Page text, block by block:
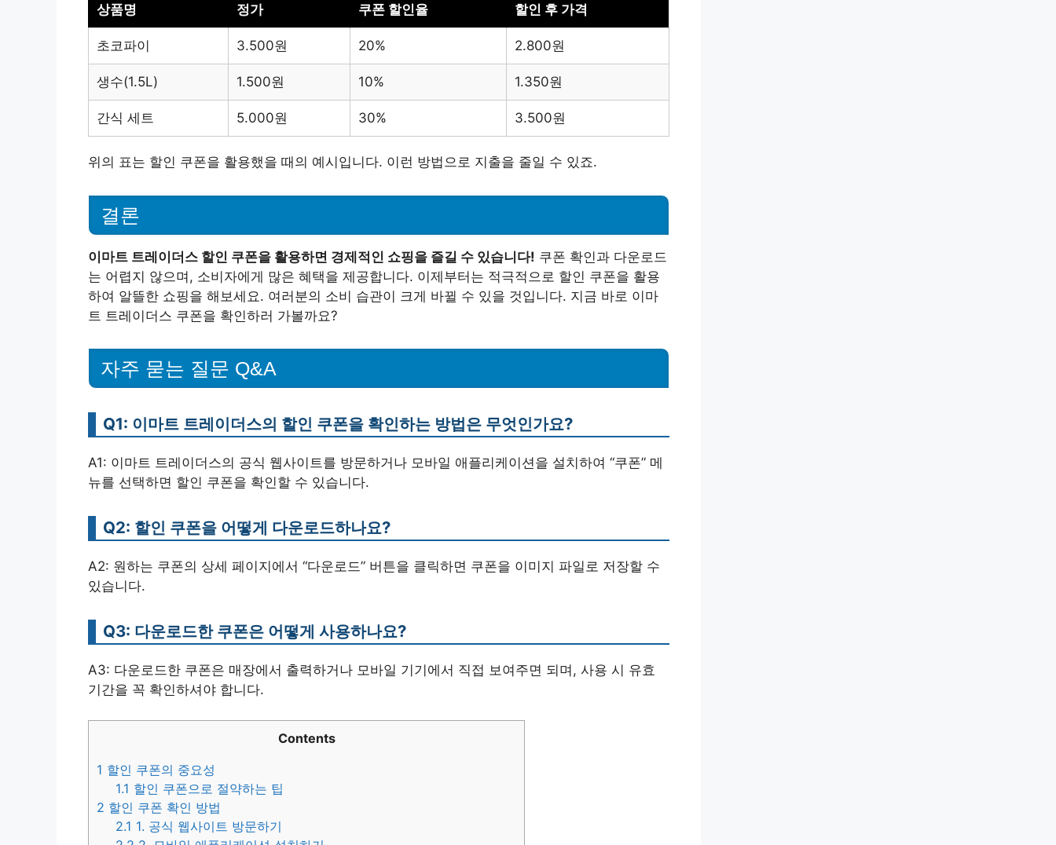
상품명 정가 쿠폰 할인율 할인 후 가격
초코파이 3.500원 20% 2.800원
생수(1.5L) 1.500원 10% 1.350원
간식 세트 5.000원 30% 3.500원
위의 표는 할인 쿠폰을 활용했을 때의 예시입니다. 이런 방법으로 지출을 줄일 수 있죠.
결론
이마트 트레이더스 할인 쿠폰을 활용하면 경제적인 쇼핑을 즐길 수 있습니다! 쿠폰 확인과 다운로드
는 어렵지 않으며, 소비자에게 많은 혜택을 제공합니다. 이제부터는 적극적으로 할인 쿠폰을 활용
하여 알뜰한 쇼핑을 해보세요. 여러분의 소비 습관이 크게 바뀔 수 있을 것입니다. 지금 바로 이마
트 트레이더스 쿠폰을 확인하러 가볼까요?
자주 묻는 질문 Q&A
Q1: 이마트 트레이더스의 할인 쿠폰을 확인하는 방법은 무엇인가요?
A1: 이마트 트레이더스의 공식 웹사이트를 방문하거나 모바일 애플리케이션을 설치하여 “쿠폰” 메
뉴를 선택하면 할인 쿠폰을 확인할 수 있습니다.
Q2: 할인 쿠폰을 어떻게 다운로드하나요?
A2: 원하는 쿠폰의 상세 페이지에서 “다운로드” 버튼을 클릭하면 쿠폰을 이미지 파일로 저장할 수
있습니다.
Q3: 다운로드한 쿠폰은 어떻게 사용하나요?
A3: 다운로드한 쿠폰은 매장에서 출력하거나 모바일 기기에서 직접 보여주면 되며, 사용 시 유효
기간을 꼭 확인하셔야 합니다.
Contents
1 할인 쿠폰의 중요성
1.1 할인 쿠폰으로 절약하는 팁
2 할인 쿠폰 확인 방법
2.1 1. 공식 웹사이트 방문하기